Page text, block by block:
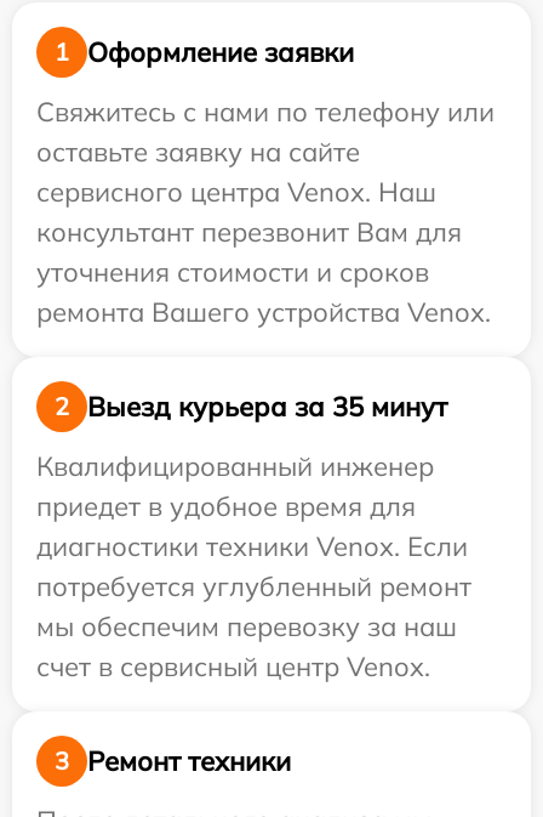
1
Оформление заявки
Свяжитесь с нами по телефону или
оставьте заявку на сайте
сервисного центра Venox. Наш
консультант перезвонит Вам для
уточнения стоимости и сроков
ремонта Вашего устройства Venox.
2
Выезд курьера за 35 минут
Квалифицированный инженер
приедет в удобное время для
диагностики техники Venox. Если
потребуется углубленный ремонт
мы обеспечим перевозку за наш
счет в сервисный центр Venox.
3
Ремонт техники